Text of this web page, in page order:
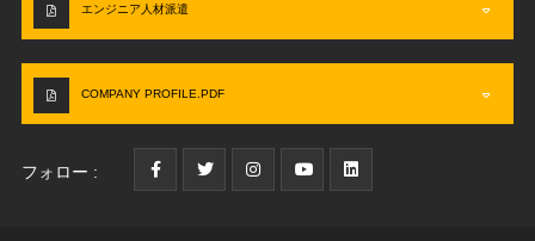
エンジニア人材派遣
COMPANY PROFILE.PDF
フォロー :